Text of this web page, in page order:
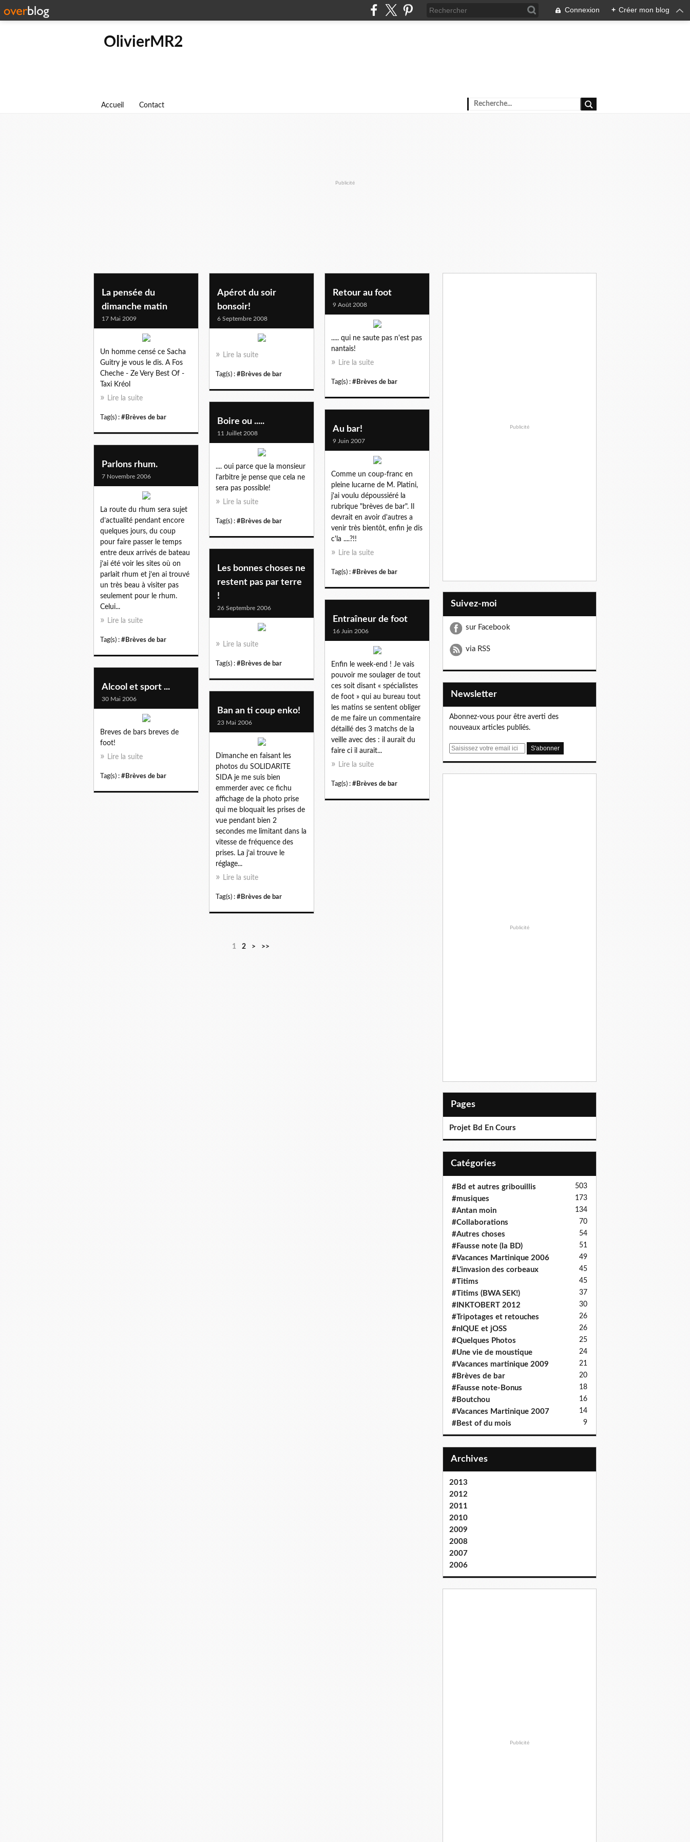
Connexion + Créer mon blog
OlivierMR2
Accueil Contact
Publicité
breves de bar
La pensée du
dimanche matin
17 Mai 2009
Un homme censé ce Sacha
Guitry je vous le dis. A Fos
Cheche - Ze Very Best Of -
Taxi Kréol
Lire la suite
Tag(s) : #Brèves de bar
Apérot du soir
bonsoir!
6 Septembre 2008
Lire la suite
Tag(s) : #Brèves de bar
Retour au foot
9 Août 2008
..... qui ne saute pas n'est pas
nantais!
Lire la suite
Tag(s) : #Brèves de bar
Boire ou .....
11 Juillet 2008
.... oui parce que la monsieur
l'arbitre je pense que cela ne
sera pas possible!
Lire la suite
Tag(s) : #Brèves de bar
Au bar!
9 Juin 2007
Comme un coup-franc en
pleine lucarne de M. Platini,
j'ai voulu dépoussiéré la
rubrique "brèves de bar". Il
devrait en avoir d'autres a
venir très bientôt, enfin je dis
c'la ....?!!
Lire la suite
Tag(s) : #Brèves de bar
Parlons rhum.
7 Novembre 2006
La route du rhum sera sujet
d’actualité pendant encore
quelques jours, du coup
pour faire passer le temps
entre deux arrivés de bateau
j’ai été voir les sites où on
parlait rhum et j’en ai trouvé
un très beau à visiter pas
seulement pour le rhum.
Celui...
Lire la suite
Tag(s) : #Brèves de bar
Les bonnes choses ne
restent pas par terre
!
26 Septembre 2006
Lire la suite
Tag(s) : #Brèves de bar
Entraîneur de foot
16 Juin 2006
Enfin le week-end ! Je vais
pouvoir me soulager de tout
ces soit disant « spécialistes
de foot » qui au bureau tout
les matins se sentent obliger
de me faire un commentaire
détaillé des 3 matchs de la
veille avec des : il aurait du
faire ci il aurait...
Lire la suite
Tag(s) : #Brèves de bar
Alcool et sport ...
30 Mai 2006
Breves de bars breves de
foot!
Lire la suite
Tag(s) : #Brèves de bar
Ban an ti coup enko!
23 Mai 2006
Dimanche en faisant les
photos du SOLIDARITE
SIDA je me suis bien
emmerder avec ce fichu
affichage de la photo prise
qui me bloquait les prises de
vue pendant bien 2
secondes me limitant dans la
vitesse de fréquence des
prises. La j’ai trouve le
réglage...
Lire la suite
Tag(s) : #Brèves de bar
1 2 > >>
Publicité
Suivez-moi
sur Facebook
via RSS
Newsletter
Abonnez-vous pour être averti des
nouveaux articles publiés.
E
Publicité
Pages
Projet Bd En Cours
Catégories
#Bd et autres gribouillis 503
#musiques 173
#Antan moin 134
#Collaborations 70
#Autres choses 54
#Fausse note (la BD) 51
#Vacances Martinique 2006 49
#L'invasion des corbeaux 45
#Titims 45
#Titims (BWA SEK!) 37
#INKTOBERT 2012 30
#Tripotages et retouches 26
#nIQUE et jOSS 26
#Quelques Photos 25
#Une vie de moustique 24
#Vacances martinique 2009 21
#Brèves de bar 20
#Fausse note-Bonus 18
#Boutchou 16
#Vacances Martinique 2007 14
#Best of du mois 9
Archives
2013
2012
2011
2010
2009
2008
2007
2006
Publicité